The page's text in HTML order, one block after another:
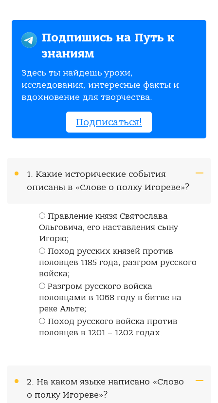
Подпишись на Путь к
знаниям
Здесь ты найдешь уроки,
исследования, интересные факты и
вдохновение для творчества.
Подписаться!
1. Какие исторические события
описаны в «Слове о полку Игореве»?
Правление князя Святослава
Ольговича, его наставления сыну
Игорю;
Поход русских князей против
половцев 1185 года, разгром русского
войска;
Разгром русского войска
половцами в 1068 году в битве на
реке Альте;
Поход русского войска против
половцев в 1201 – 1202 годах.
2. На каком языке написано «Слово
о полку Игореве»?